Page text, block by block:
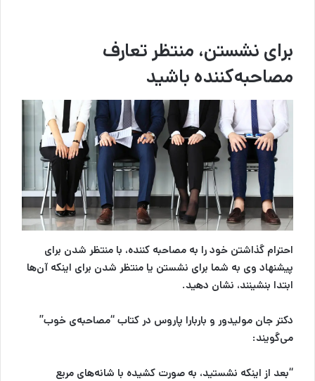
برای نشستن، منتظر تعارف
مصاحبه‌کننده باشید
احترام گذاشتن خود را به مصاحبه کننده، با منتظر شدن برای
پیشنهاد وی به شما برای نشستن یا منتظر شدن برای اینکه آن‌ها
ابتدا بنشینند، نشان دهید.
دکتر جان مولیدور و باربارا پاروس در کتاب “مصاحبه‌ی خوب”
می‌گویند:
“بعد از اینکه نشستید، به صورت کشیده با شانه‌های مربع